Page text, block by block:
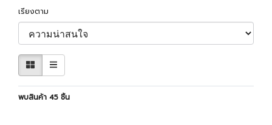
เรียงตาม
พบสินค้า 45 ชิ้น